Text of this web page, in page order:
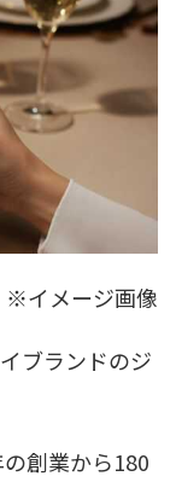
※イメージ画像
ブランドのジ
創業から180